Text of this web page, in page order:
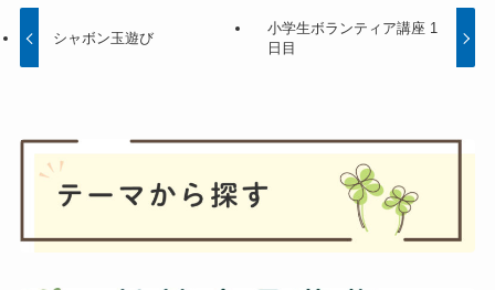
シャボン玉遊び
小学生ボランティア講座 1
日目